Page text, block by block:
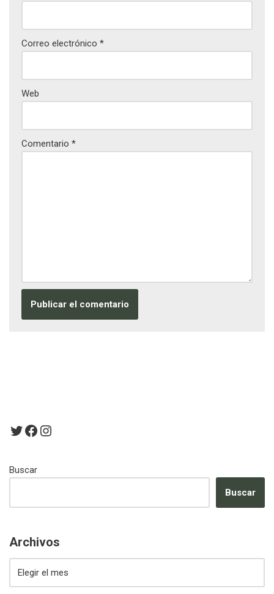
Correo electrónico *
Web
Comentario *
Buscar
Buscar
Archivos